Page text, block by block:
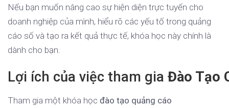
Nếu bạn muốn nâng cao sự hiện diện trực tuyến cho
doanh nghiệp của mình, hiểu rõ các yếu tố trong quảng
cáo số và tạo ra kết quả thực tế, khóa học này chính là
dành cho bạn.
Lợi ích của việc tham gia Đào Tạo
Tham gia một khóa học đào tạo quảng cáo